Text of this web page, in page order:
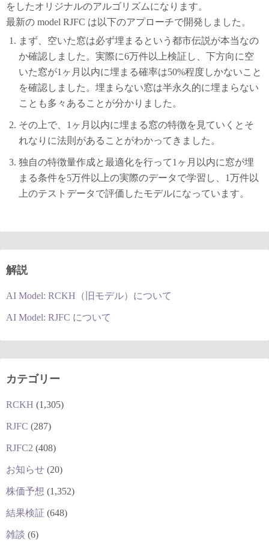
をしたオリジナルのアルゴリズムになります。
最新の model RJFC は以下のアプローチで開発しました。
まず、空いた窓は必ず埋まるという都市伝説が本当なの
か確認しました。実際に6万件以上検証し、下方向に空
いた窓が1ヶ月以内に埋まる確率は50%程度しかないこと
を確認しました。埋まらない窓は半永久的に埋まらない
ことも多々あることが分かりました。
その上で、1ヶ月以内に埋まる窓の特徴を見ていくとそ
れなりに法則があることがわかってきました。
独自の特徴量作成と最適化を行って1ヶ月以内に窓が埋
まる条件を5万件以上の実際のデータで学習し、1万件以
上のテストデータで評価したモデルになっています。
解説
AI Model: RCKH（旧モデル）について
AI Model: RJFC について
カテゴリー
RCKH (1,305)
RJFC (287)
RJFC2 (408)
お知らせ (20)
株価予想 (1,352)
結果検証 (648)
雑談 (6)